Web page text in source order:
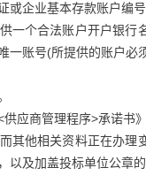
企业基本存款账户编
一个合法账户开户银
一账号(所提供的账户必
应商管理程序>承诺书》
其他相关资料正在办理
以及加盖投标单位公章